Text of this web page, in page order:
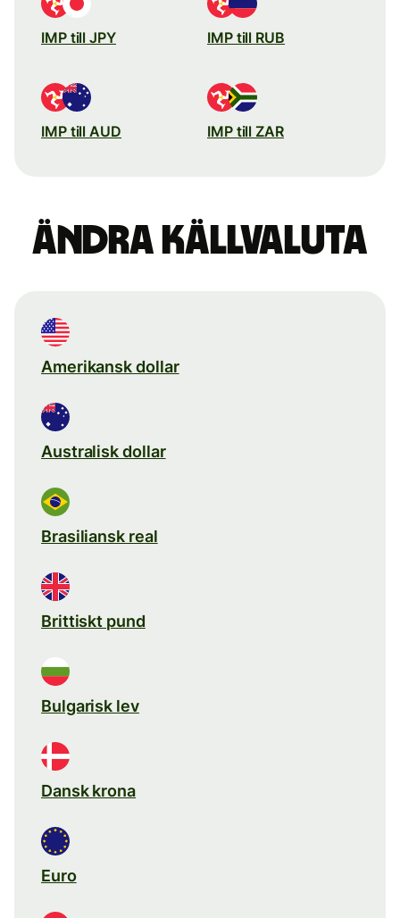
IMP till JPY IMP till RUB
IMP till AUD IMP till ZAR
Ändra källvaluta
Amerikansk dollar
Australisk dollar
Brasiliansk real
Brittiskt pund
Bulgarisk lev
Dansk krona
Euro